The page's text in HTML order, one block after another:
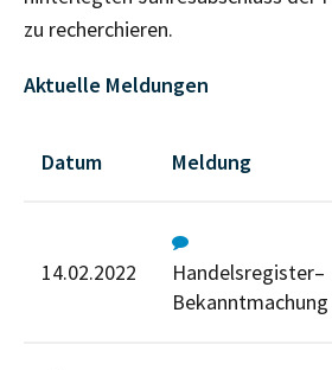
zu recherchieren.
Aktuelle Meldungen
Datum Meldung
14.02.2022
Handelsregister–
Bekanntmachung